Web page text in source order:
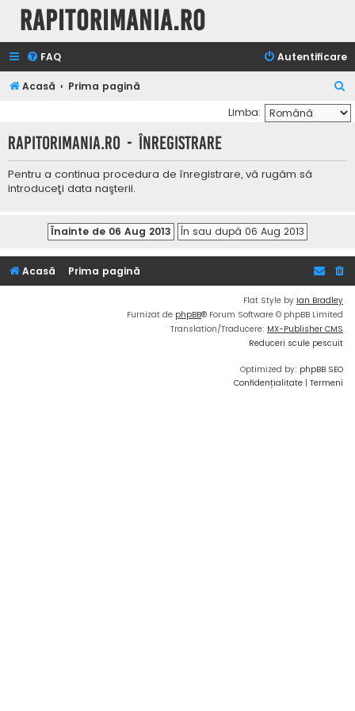
Rapitorimania.ro
FAQ Autentificare
Acasă Prima pagină
ă
u
Limba:
Rapitorimania.ro - Înregistrare
Pentru a continua procedura de înregistrare, vă rugăm să
introduceţi data naşterii.
Acasă Prima pagină
Flat Style by Ian Bradley
Furnizat de phpBB® Forum Software © phpBB Limited
Translation/Traducere: MX-Publisher CMS
Reduceri scule pescuit
Optimized by: phpBB SEO
Confidențialitate | Termeni